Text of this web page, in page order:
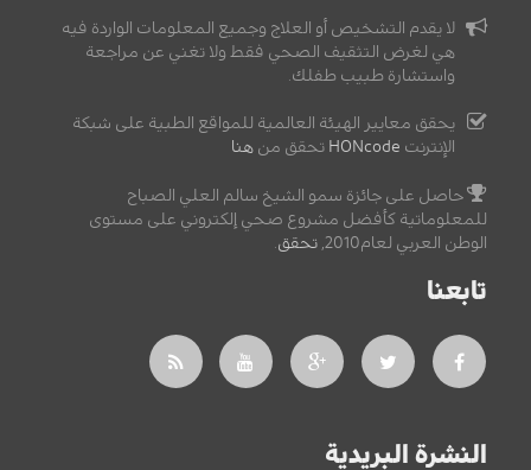
لا يقدم التشخيص أو العلاج وجميع المعلومات الواردة فيه
هي لغرض التثقيف الصحي فقط ولا تغني عن مراجعة
واستشارة طبيب طفلك.
يحقق معايير الهيئة العالمية للمواقع الطبية على شبكة
الإنترنت HONcode تحقق من هنا
حاصل على جائزة سمو الشيخ سالم العلي الصباح
للمعلوماتية كأفضل مشروع صحي إلكتروني على مستوى
الوطن العربي لعام2010,
تحقق
تابعنا
النشرة البريدية